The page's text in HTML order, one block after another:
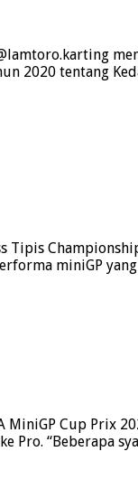
2020 tentang
Tipis
miniGP
MiniGP Cup Prix
Pro. “Beberapa